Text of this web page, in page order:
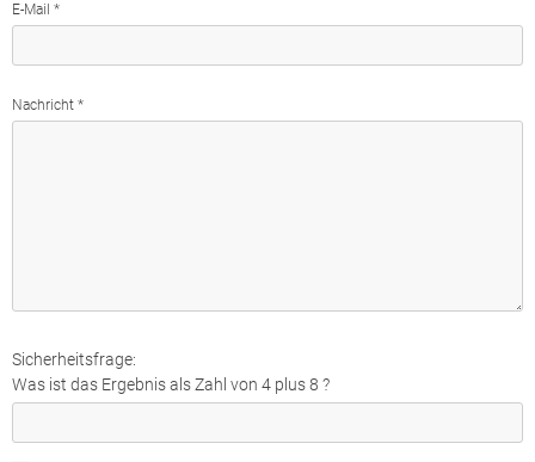
E-Mail *
Nachricht *
Sicherheitsfrage:
Was ist das Ergebnis als Zahl von 4 plus 8 ?